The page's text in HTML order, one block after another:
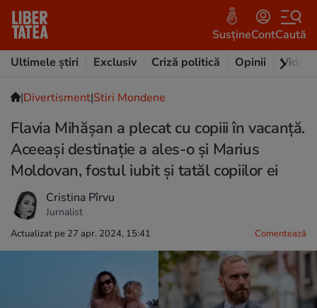
SusțineContCaută
Ultimele știri
Exclusiv Criză politică Opinii Video
|Divertisment|Stiri Mondene
Flavia Mihășan a plecat cu copiii în vacanță.
Aceeași destinație a ales-o și Marius
Moldovan, fostul iubit și tatăl copiilor ei
Cristina Pîrvu
Jurnalist
Actualizat pe 27 apr. 2024, 15:41 Comentează